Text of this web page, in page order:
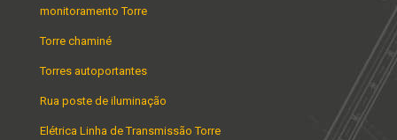
monitoramento Torre
Torre chaminé
Torres autoportantes
Rua poste de iluminação
Elétrica Linha de Transmissão Torre